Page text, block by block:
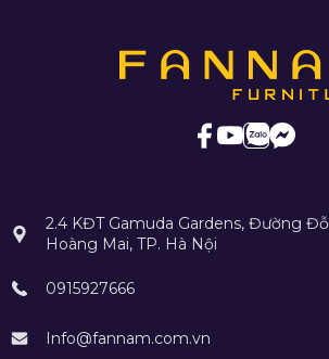
2.4 KĐT Gamuda Gardens, Đường
Hoàng Mai, TP. Hà Nội
0915927666
Info@fannam.com.vn